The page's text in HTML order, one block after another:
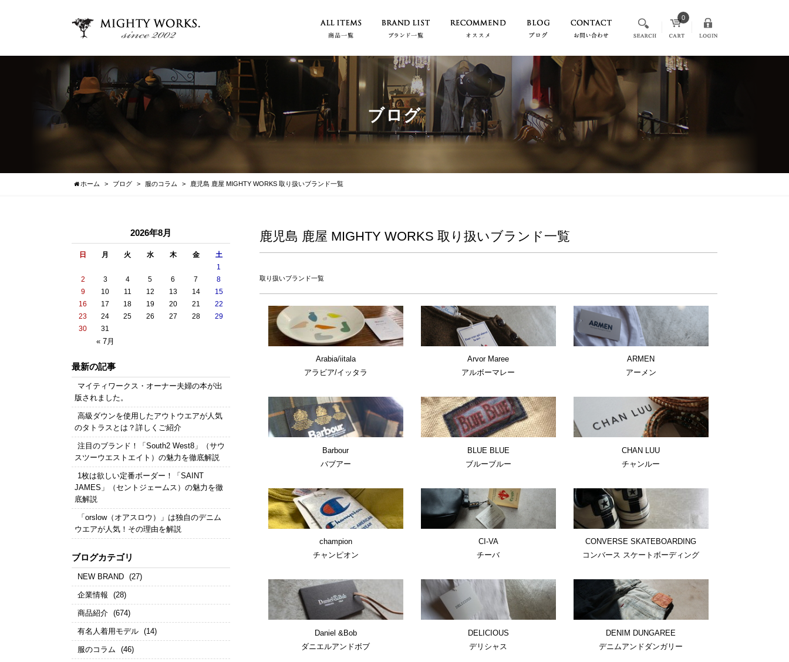
0
ブログ
ホーム ブログ 服のコラム 鹿児島 鹿屋 MIGHTY WORKS 取り扱いブランド一覧
鹿児島 鹿屋 MIGHTY WORKS 取り扱いブランド一覧
取り扱いブランド一覧
Arabia/iitala
アラビア/イッタラ
Arvor Maree
アルボーマレー
ARMEN
アーメン
Barbour
バブアー
BLUE BLUE
ブルーブルー
CHAN LUU
チャンルー
champion
チャンピオン
CI-VA
チーバ
CONVERSE SKATEBOARDING
コンバース スケートボーディング
Daniel &Bob
ダニエルアンドボブ
DELICIOUS
デリシャス
DENIM DUNGAREE
デニムアンドダンガリー
2026年8月
日 月 火 水 木 金 土
« 7月
1
2
3 4 5 6 7
8
9
10 11 12 13 14
15
16
17 18 19 20 21
22
23
24 25 26 27 28
29
30
31
最新の記事
マイティワークス・オーナー夫婦の本が出
版されました。
高級ダウンを使用したアウトウエアが人気
のタトラスとは？詳しくご紹介
注目のブランド！「South2 West8」（サウ
スツーウエストエイト）の魅力を徹底解説
1枚は欲しい定番ボーダー！「SAINT
JAMES」（セントジェームス）の魅力を徹
底解説
「orslow（オアスロウ）」は独自のデニム
ウエアが人気！その理由を解説
ブログカテゴリ
NEW BRAND (27)
企業情報 (28)
商品紹介 (674)
有名人着用モデル (14)
服のコラム (46)